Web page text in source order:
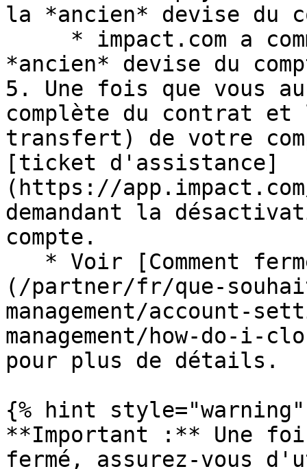
la *ancien* devise du
*ancien* devise du
5. Une fois que vous
complète du contrat
transfert) de votre
[ticket d'assistance]
(https://
demandant la
compte.
(/partner/fr/que-
management/account-
management/how-do-i-
pour plus de détails.
{% hint style="warning"
**Important :** Une
fermé, assurez-vous